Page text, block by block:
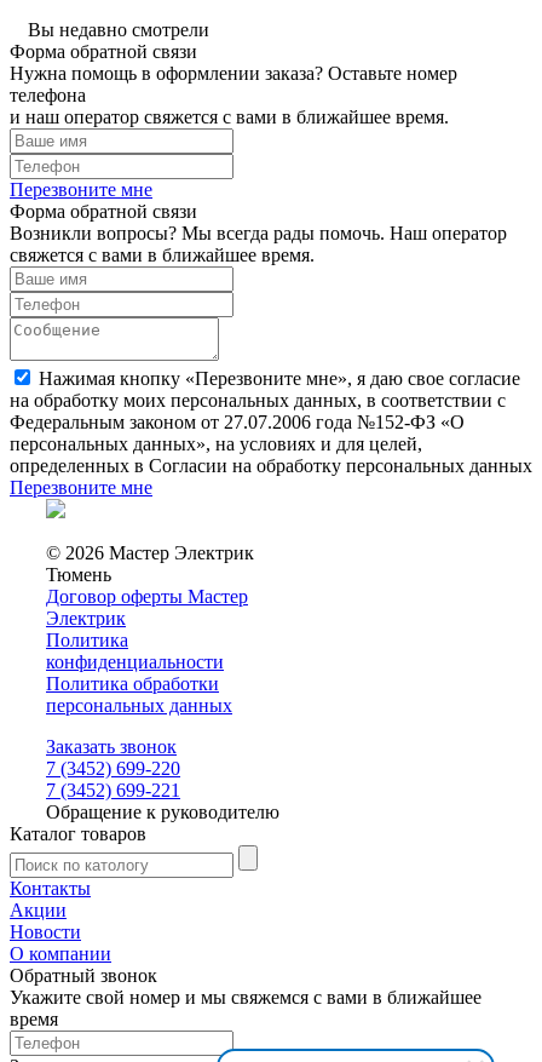
Вы недавно смотрели
Форма обратной связи
Нужна помощь в оформлении заказа? Оставьте номер
телефона
и наш оператор свяжется с вами в ближайшее время.
Перезвоните мне
Форма обратной связи
Возникли вопросы? Мы всегда рады помочь. Наш оператор
свяжется с вами в ближайшее время.
Нажимая кнопку «Перезвоните мне», я даю свое согласие
на обработку моих персональных данных, в соответствии с
Федеральным законом от 27.07.2006 года №152-ФЗ «О
персональных данных», на условиях и для целей,
определенных в Согласии на обработку персональных данных
Перезвоните мне
© 2026 Мастер Электрик
Тюмень
Договор оферты Мастер
Электрик
Политика
конфиденциальности
Политика обработки
персональных данных
Заказать звонок
7 (3452) 699-220
7 (3452) 699-221
Обращение к руководителю
Каталог товаров
Контакты
Акции
Новости
О компании
Обратный звонок
Укажите свой номер и мы свяжемся с вами в ближайшее
время